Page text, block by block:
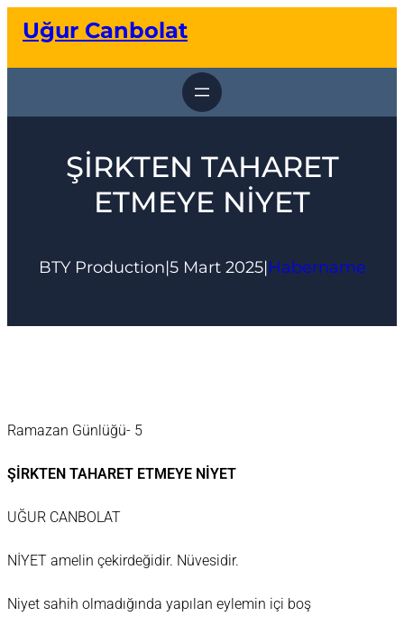
geçUğur Canbolat
ŞİRKTEN TAHARET
ETMEYE NİYET
BTY Production|5 Mart 2025|Habername
Ramazan Günlüğü- 5
ŞİRKTEN TAHARET ETMEYE NİYET
UĞUR CANBOLAT
NİYET amelin çekirdeğidir. Nüvesidir.
Niyet sahih olmadığında yapılan eylemin içi boş